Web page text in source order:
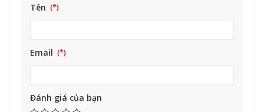
Tên
Email
Đánh giá của bạn